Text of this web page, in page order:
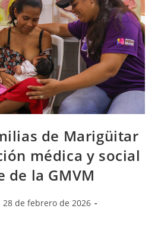
de Marigüitar
médica y social
de la GMVM
28 de febrero de 2026